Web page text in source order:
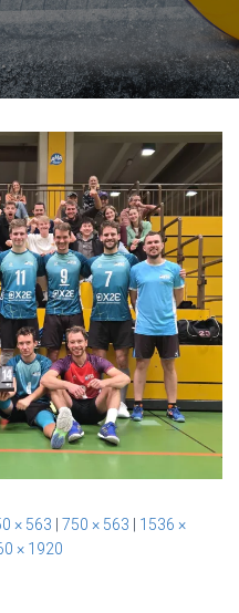
× 563 | 750 × 563 | 1536 ×
× 1920